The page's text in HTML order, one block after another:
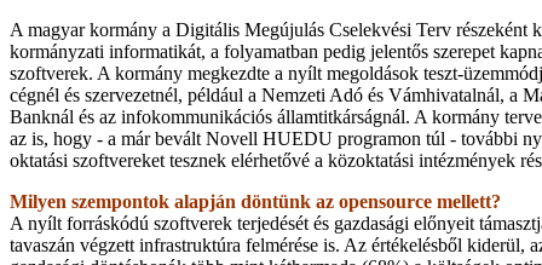
A magyar kormány a Digitális Megújulás Cselekvési Terv részeként
kormányzati informatikát, a folyamatban pedig jelentős szerepet
szoftverek. A kormány megkezdte a nyílt megoldások teszt-
cégnél és szervezetnél, például a Nemzeti Adó és Vámhivatalnál, a
Banknál és az infokommunikációs államtitkárságnál. A kormány
az is, hogy - a már bevált Novell HUEDU programon túl - további
oktatási szoftvereket tesznek elérhetővé a közoktatási intézmények
Milyen szempontok alapján döntünk az opensource mellett?
A nyílt forráskódú szoftverek terjedését és gazdasági előnyeit
tavaszán végzett infrastruktúra felmérése is. Az értékelésből kiderül,